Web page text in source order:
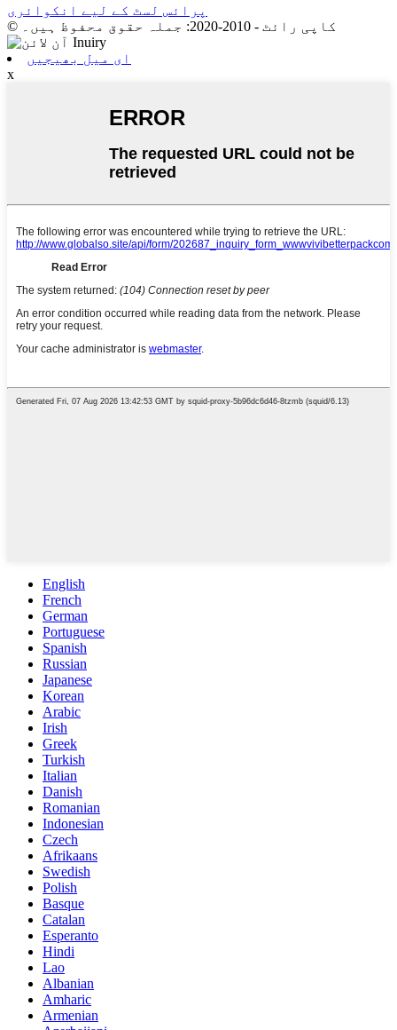
پرائس لسٹ کے لیے انکوائری
© کاپی رائٹ - 2010-2020: جملہ حقوق محفوظ ہیں۔
ای میل بھیجیں
x
English
French
German
Portuguese
Spanish
Russian
Japanese
Korean
Arabic
Irish
Greek
Turkish
Italian
Danish
Romanian
Indonesian
Czech
Afrikaans
Swedish
Polish
Basque
Catalan
Esperanto
Hindi
Lao
Albanian
Amharic
Armenian